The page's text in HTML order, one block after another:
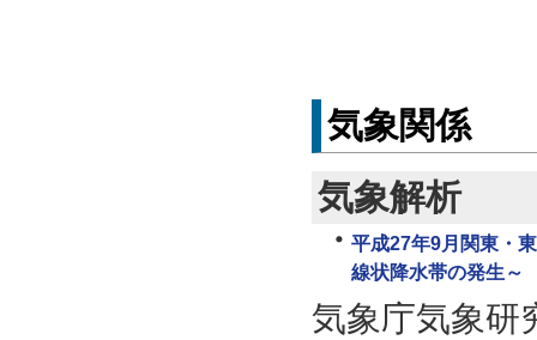
気象関係
気象解析
平成27年9月関東・
線状降水帯の発生～
気象庁気象研